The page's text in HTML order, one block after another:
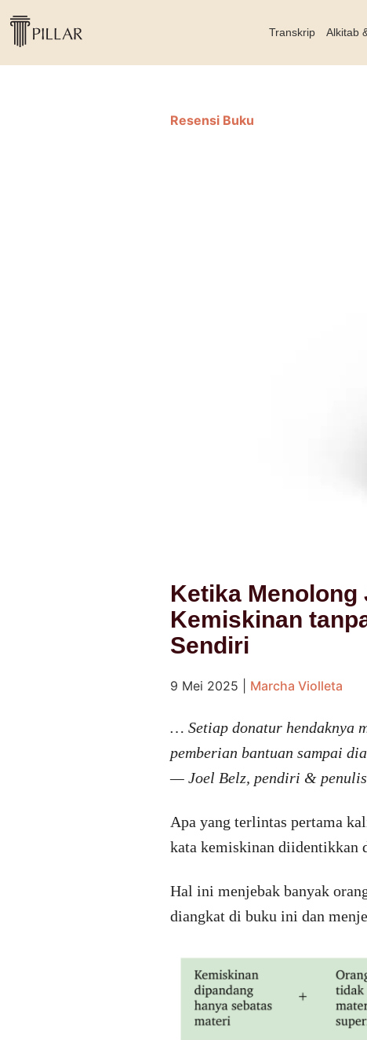
Transkrip Alkitab
Resensi Buku
Ketika
Kemiskinan
Sendiri
9 Mei 2025 Marcha Violleta
… Setiap donatur hendaknya
pemberian bantuan sampai
— Joel Belz, pendiri &
Apa yang terlintas pertama
kata kemiskinan diidentikkan
Hal ini menjebak banyak
diangkat di buku ini dan